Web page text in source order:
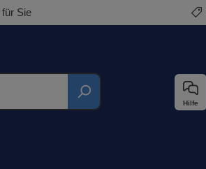
Sie
Hilfe